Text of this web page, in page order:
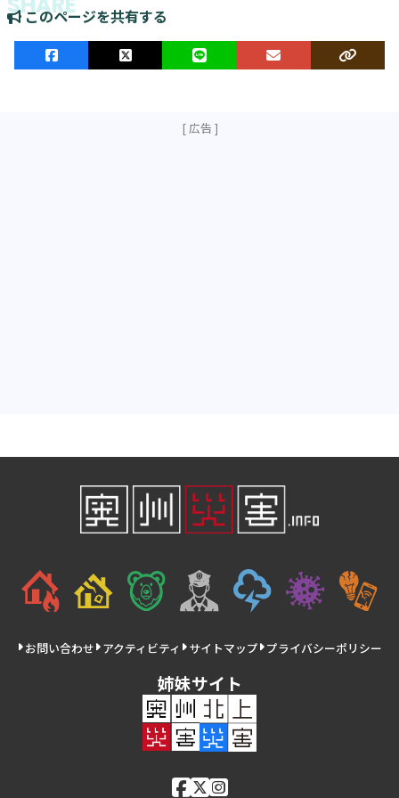
このページを共有する
お問い合わせ アクティビティ サイトマップ プライバシーポリシー
姉妹サイト